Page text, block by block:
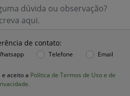
de contato:
Telefone Email
e aceito a Política de Termos de Uso e de